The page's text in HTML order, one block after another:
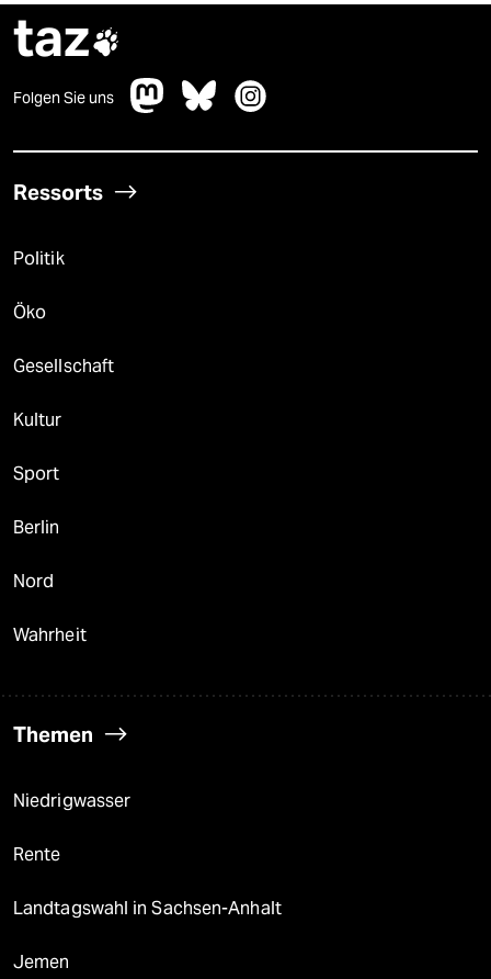
taz
Folgen Sie uns
Ressorts
Politik
Öko
Gesellschaft
Kultur
Sport
Berlin
Nord
Wahrheit
Themen
Niedrigwasser
Rente
Landtagswahl in Sachsen-Anhalt
Jemen